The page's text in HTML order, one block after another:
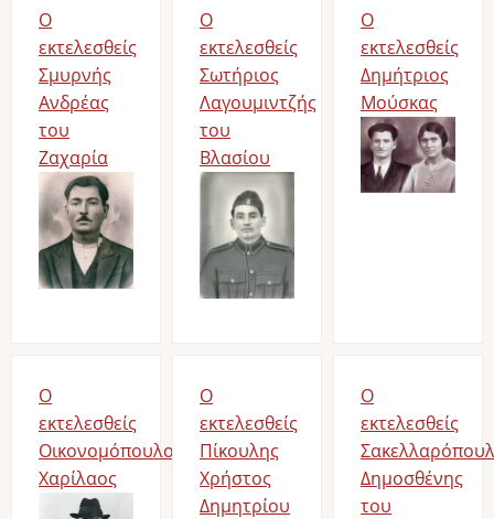
Ο
εκτελεσθείς
Σμυρνής
Ανδρέας
του
Ζαχαρία
Image
Ο
εκτελεσθείς
Σωτήριος
Λαγουμιντζής
του
Βλασίου
Image
Ο
εκτελεσθείς
Δημήτριος
Μούσκας
Image
Ο
εκτελεσθείς
Οικονομόπουλος
Χαρίλαος
Image
Ο
εκτελεσθείς
Πίκουλης
Χρήστος
Δημητρίου
Ο
εκτελεσθείς
Δημοσθένης
του